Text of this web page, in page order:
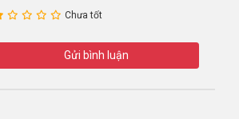
Chưa tốt
Gửi bình luận